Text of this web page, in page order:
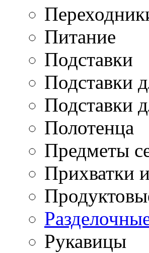
Питание
Подставки
Подставки
Подставки
Полотенца
Предметы
Прихватки
Рукавицы